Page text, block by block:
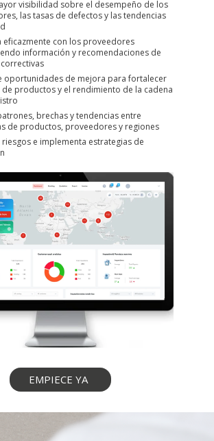
visibilidad sobre el desempeño de los
las tasas de defectos y las tendencias
eficazmente con los proveedores
información y recomendaciones de
oportunidades de mejora para fortalecer
de productos y el rendimiento de la cadena
brechas y tendencias entre
de productos, proveedores y regiones
e implementa estrategias de
EMPIECE YA